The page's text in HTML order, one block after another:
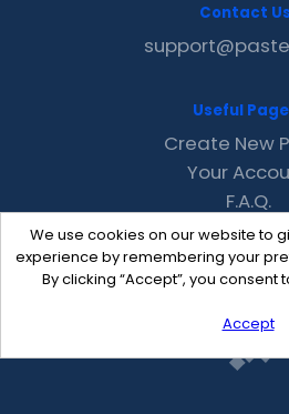
We use cookies on our website to
experience by remembering your
By clicking “Accept”, you consent
Accept
Contact Us
Useful
Create New
Your
F.A.Q.
Recent
Contact